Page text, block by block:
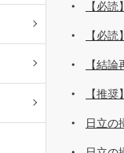
【必
【必
【結
【推
日立の